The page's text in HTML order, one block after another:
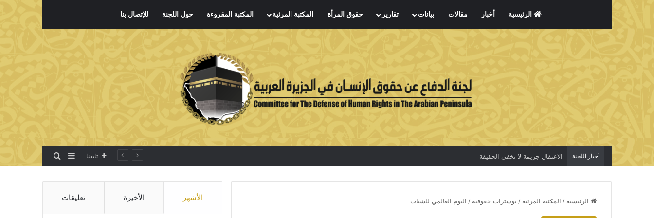
الرئيسية أخبار مقالات بيانات تقارير حقوق المرأة المكتبة المرئية المكتبة المقروءة حول اللجنة للإتصال بنا
أخبار اللجنة الاعتقال جريمة لا تخفي الحقيقة تابعنا إضافة عمود جانبي
بحث عن
الرئيسية / المكتبة المرئية / بوسترات حقوقية / اليوم العالمي للشباب الأشهر الأخيرة تعليقات